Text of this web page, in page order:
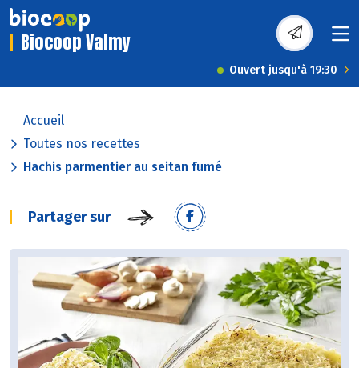
Biocoop Valmy
Ouvert jusqu'à 19:30
Accueil
Toutes nos recettes
Hachis parmentier au seitan fumé
Partager sur